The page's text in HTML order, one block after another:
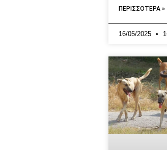
ΠΕΡΙΣΣΟΤΕΡΑ »
16/05/2025